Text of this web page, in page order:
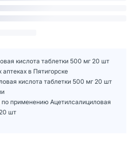
кислота таблетки 500 мг 20 шт
в Пятигорске
кислота таблетки 500 мг 20 шт
по применению Ацетилсалициловая
шт